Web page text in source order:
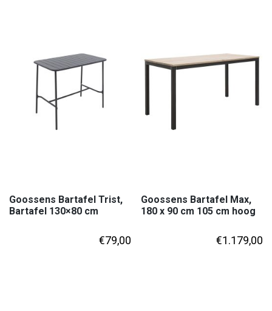
Goossens Bartafel Trist,
Bartafel 130×80 cm
€79,00
Goossens Bartafel Max,
180 x 90 cm 105 cm hoog
€1.179,00